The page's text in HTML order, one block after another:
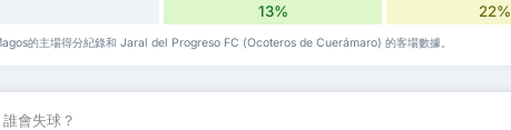
13% 22%
的主場得分紀錄和 Jaral del Progreso FC (Ocoteros de Cuerámaro) 的客場數據。
誰會失球？